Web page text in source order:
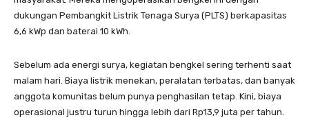
dukungan Pembangkit Listrik Tenaga Surya (PLTS) berkapasitas
6,6 kWp dan baterai 10 kWh.
Sebelum ada energi surya, kegiatan bengkel sering terhenti saat
malam hari. Biaya listrik menekan, peralatan terbatas, dan banyak
anggota komunitas belum punya penghasilan tetap. Kini, biaya
operasional justru turun hingga lebih dari Rp13,9 juta per tahun.